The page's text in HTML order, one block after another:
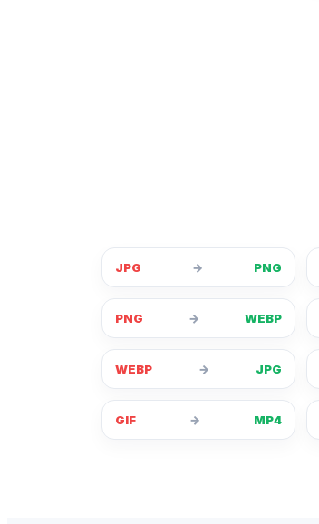
JPG → PNG
PNG → WEBP
WEBP → JPG
GIF → MP4